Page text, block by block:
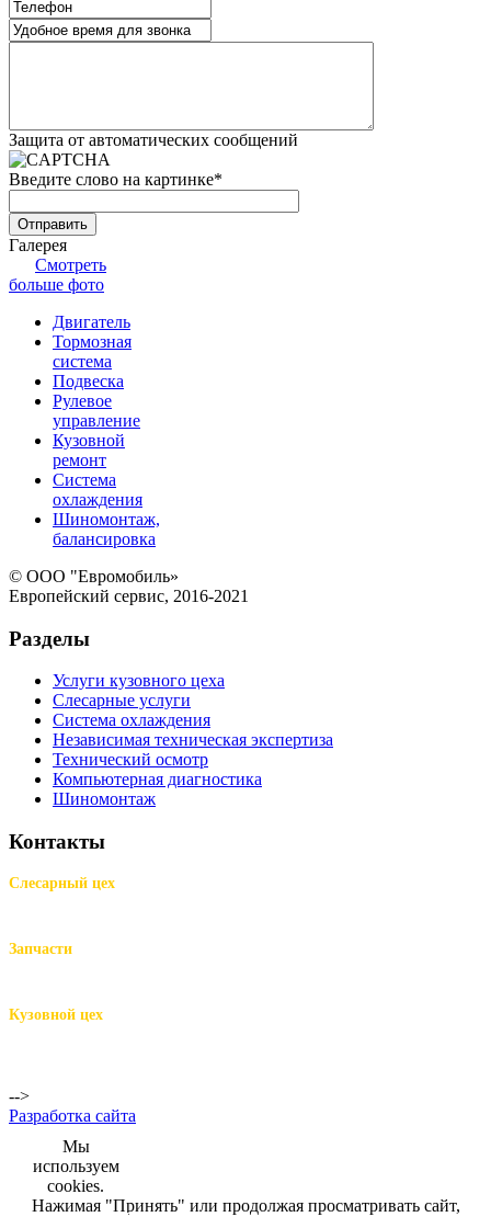
Защита от автоматических сообщений
Введите слово на картинке*
Галерея
Смотреть
больше фото
Двигатель
Тормозная
система
Подвеска
Рулевое
управление
Кузовной
ремонт
Система
охлаждения
Шиномонтаж,
балансировка
© ООО "Евромобиль»
Европейский сервис, 2016-2021
Разделы
Услуги кузовного цеха
Слесарные услуги
Система охлаждения
Независимая техническая экспертиза
Технический осмотр
Компьютерная диагностика
Шиномонтаж
Контакты
Слесарный цех
Запчасти
Кузовной цех
-->
Разработка сайта
Мы
используем
cookies.
Нажимая "Принять" или продолжая просматривать сайт,